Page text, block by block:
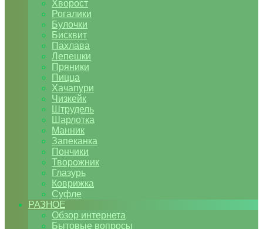
Хворост
Рогалики
Булочки
Бисквит
Пахлава
Лепешки
Пряники
Пицца
Хачапури
Чизкейк
Штрудель
Шарлотка
Манник
Запеканка
Пончики
Творожник
Глазурь
Коврижка
Суфле
РАЗНОЕ
Обзор интернета
Бытовые вопросы